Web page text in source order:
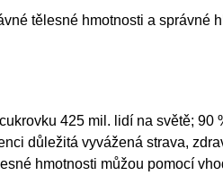
tělesné hmotnosti a správné
425 mil. lidí na světě; 90
důležitá vyvážená strava,
hmotnosti můžou pomocí